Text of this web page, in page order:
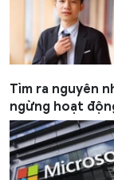
Tìm ra nguyên
ngừng hoạt